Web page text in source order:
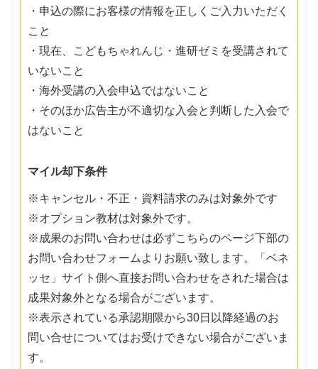
・申込の際にお客様の情報を正しくご入力いただく
こと
・現在、こどもちゃれんじ・進研ゼミを受講されて
いないこと
・海外受講の入会申込ではないこと
・そのほか広告主が不適切な入会と判断した入会で
はないこと
マイル却下条件
※キャンセル・不正・資料請求のみは対象外です
※オプション教材は対象外です。
※成果のお問い合わせは必ずこちらのページ下部の
お問い合わせフォームよりお願い致します。「ベネ
ッセ」サイト側へ直接お問い合わせをされた場合は
成果対象外となる場合がございます。
※表示されている承認期限から30日以降経過のお
問い合せについてはお受けできない場合がございま
す。